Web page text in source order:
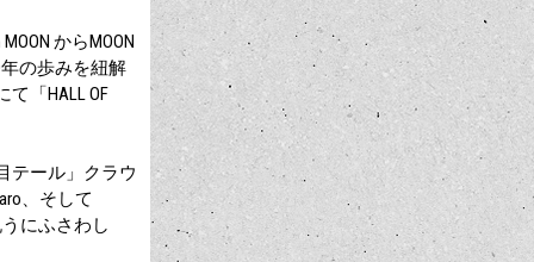
からMOON
年の歩みを紐解
て「HALL OF
テール」クラウ
、そして
うにふさわし